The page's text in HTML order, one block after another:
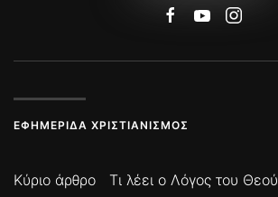
ΕΦΗΜΕΡΊΔΑ ΧΡΙΣΤΙΑΝΙΣΜΌΣ
Κύριο άρθρο Τι λέει ο Λόγος του Θεού